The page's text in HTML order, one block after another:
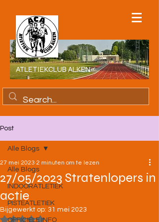
ATLETIEKCLUB ALKEN
Post
Alle Blogs
INDOORATLETIEK
PISTEATLETIEK
OFFICIELE INFO
Alle Blogs
27/05/2023 Stratenlopers in
actie
27 mei 2023 2 minuten om te lezen
Bijgewerkt op: 31 mei 2023
Beoordeeld met NaN uit 5 sterren.